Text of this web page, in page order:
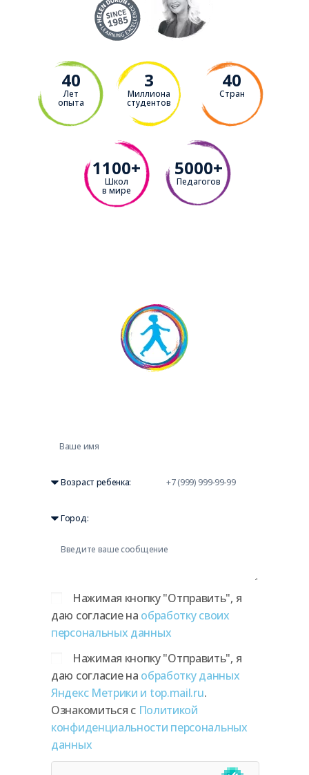
40
Лет
опыта
3
Миллиона
студентов
40
Стран
1100+
Школ
в мире
5000+
Педагогов
Нажимая кнопку "Отправить", я
даю согласие на обработку своих
персональных данных
Нажимая кнопку "Отправить", я
даю согласие на обработку данных
Яндекс Метрики и top.mail.ru.
Ознакомиться с Политикой
конфиденциальности персональных
данных